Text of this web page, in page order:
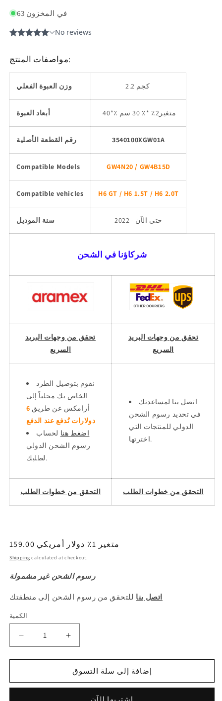
63 في المخزون
مواصفات المنتج:
وزن العبوة الفعلي
أبعاد العبوة 40 *٪ متغير2٪ *٪ 30 سم
رقم القطعة الأصلية 3540100XGW01A
Compatible Models GW4N20 / GW4B15D
Compatible vehicles H6 GT / H6 1.5T / H6 2.0T
سنة الموديل 2022 - حتى الآن
شركاؤنا في الشحن
تحقق من وجهات البريد
السريع
تحقق من وجهات البريد
السريع
نقوم بتوصيل الطرد
الخاص بك محلياً إلى
أرامكس عن طريق 6
دولارات تُدفع عند الدفع
اضغط هنا لحساب
رسوم الشحن الدولي
لطلبك.
اتصل بنا لمساعدتك
في تحديد رسوم الشحن
الدولي للمنتجات التي
اخترتها.
التحقق من خطوات الطلب التحقق من خطوات الطلب
السعر
العادي
159.00 متغير 1٪ دولار أمريكي
Shipping calculated at checkout.
رسوم الشحن غير مشمولة
اتصل بنا للتحقق من رسوم الشحن إلى منطقتك
الكمية
الكمية
Decrease
quantity
for
H6
Increase
quantity
for
HAVAL
H6
إضافة إلى سلة التسوق